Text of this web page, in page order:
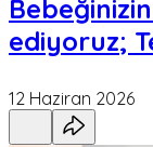
ediyoruz;
12 Haziran 2026